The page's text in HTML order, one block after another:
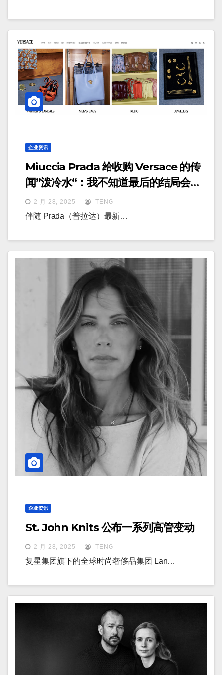
企业资讯
Miuccia Prada 给收购 Versace 的传
闻”泼冷水“：我不知道最后的结局会如
何2 月 28, 2025 TENG
伴随 Prada（普拉达）最新…
企业资讯
St. John Knits 公布一系列高管变动
2 月 28, 2025 TENG
复星集团旗下的全球时尚奢侈品集团 Lan…